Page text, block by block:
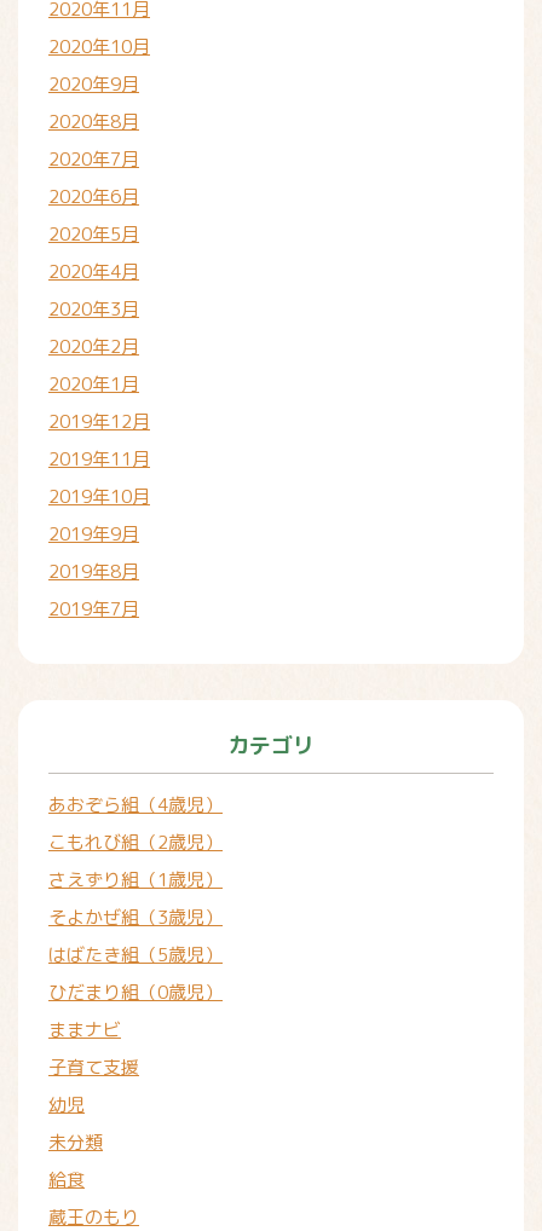
2020年11月
2020年10月
2020年9月
2020年8月
2020年7月
2020年6月
2020年5月
2020年4月
2020年3月
2020年2月
2020年1月
2019年12月
2019年11月
2019年10月
2019年9月
2019年8月
2019年7月
カテゴリ
あおぞら組（4歳児）
こもれび組（2歳児）
さえずり組（1歳児）
そよかぜ組（3歳児）
はばたき組（5歳児）
ひだまり組（0歳児）
ままナビ
子育て支援
幼児
未分類
給食
蔵王のもり